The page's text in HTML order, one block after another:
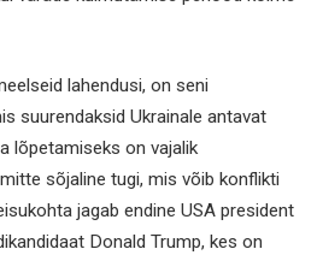
lahendusi, on seni
suurendaksid Ukrainale antavat
lõpetamiseks on vajalik
sõjaline tugi, mis võib konflikti
jagab endine USA president
Donald Trump, kes on